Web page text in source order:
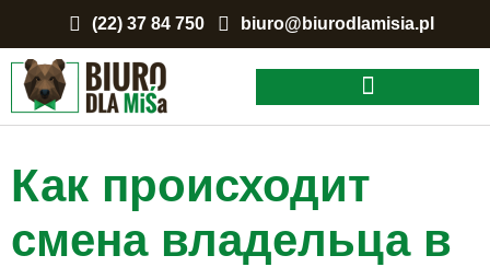
(22) 37 84 750 biuro@biurodlamisia.pl
Как происходит
смена владельца в